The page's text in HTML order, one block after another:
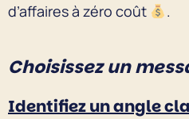
d’affaires à zéro coût
.
Choisissez un
Identifiez un angle